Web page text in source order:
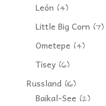
León (4)
Little Big Corn (7)
Ometepe (4)
Tisey(6)
Russland(16)
Baikal-See (2)